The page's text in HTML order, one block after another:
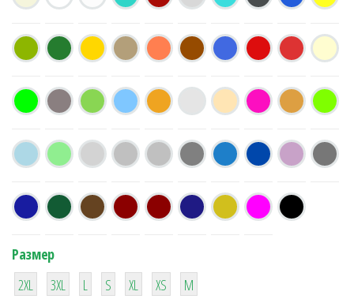
Размер
38
2XL
16
3XL
42
L
42
S
42
XL XS
М